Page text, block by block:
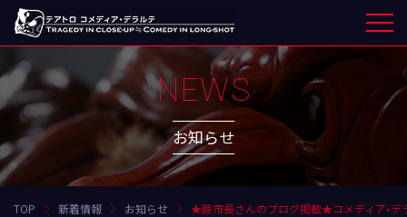
NEWS
お知らせ
TOP 新着情報 お知らせ ★蕨市長さんのブログ掲載★コメディア•デ